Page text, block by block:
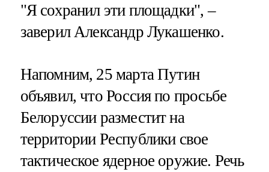
"Я сохранил эти площадки", –
заверил Александр Лукашенко.
Напомним, 25 марта Путин
объявил, что Россия по просьбе
Белоруссии разместит на
территории Республики свое
тактическое ядерное оружие. Речь